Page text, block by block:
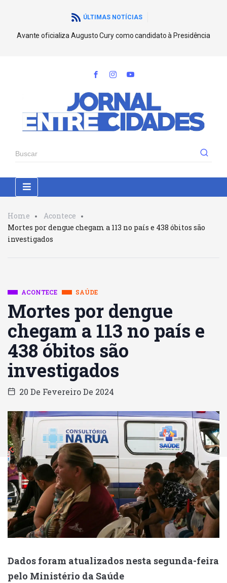
ÚLTIMAS NOTÍCIAS
Avante oficializa Augusto Cury como candidato à Presidência
Home
Acontece
Mortes por dengue chegam a 113 no país e 438 óbitos são
investigados
ACONTECE SAÚDE
Mortes por dengue
chegam a 113 no país e
438 óbitos são
investigados
20 De Fevereiro De 2024
Dados foram atualizados nesta segunda-feira
pelo Ministério da Saúde